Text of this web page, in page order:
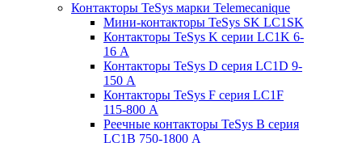
Контакторы TeSys марки Telemecanique
Мини-контакторы TeSys SK LC1SK
Контакторы TeSys K серии LC1K 6-
16 А
Контакторы TeSys D серия LC1D 9-
150 А
Контакторы TeSys F серия LC1F
115-800 А
Реечные контакторы TeSys B серия
LC1B 750-1800 А